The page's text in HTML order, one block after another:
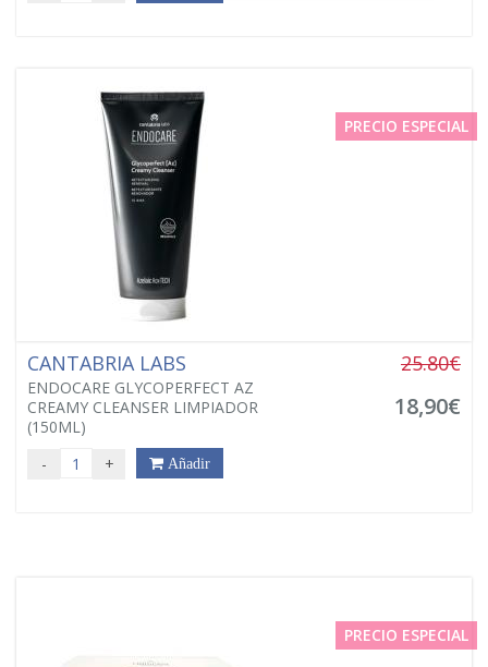
PRECIO ESPECIAL
CANTABRIA LABS
ENDOCARE GLYCOPERFECT AZ
CREAMY CLEANSER LIMPIADOR
(150ML)
25.80€
18,90€
- + Añadir
PRECIO ESPECIAL